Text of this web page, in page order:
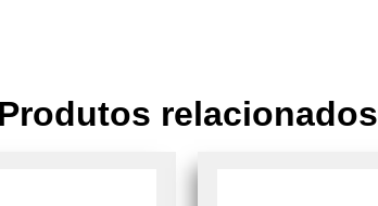
Produtos relacionados